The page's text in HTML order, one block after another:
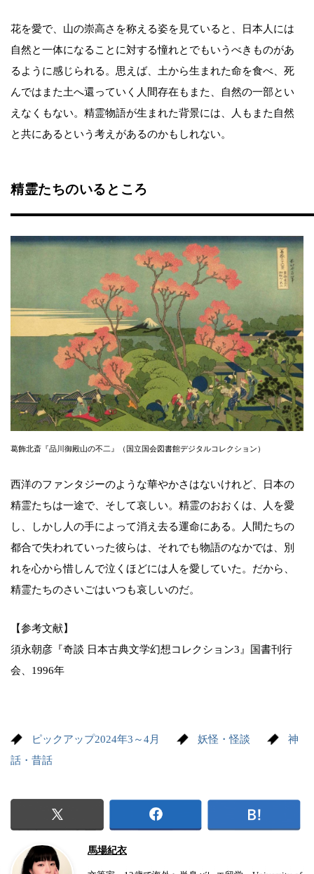
花を愛で、山の崇高さを称える姿を見ていると、日本人には
自然と一体になることに対する憧れとでもいうべきものがあ
るように感じられる。思えば、土から生まれた命を食べ、死
んではまた土へ還っていく人間存在もまた、自然の一部とい
えなくもない。精霊物語が生まれた背景には、人もまた自然
と共にあるという考えがあるのかもしれない。
精霊たちのいるところ
葛飾北斎『品川御殿山の不二』（国立国会図書館デジタルコレクション）
西洋のファンタジーのような華やかさはないけれど、日本の
精霊たちは一途で、そして哀しい。精霊のおおくは、人を愛
し、しかし人の手によって消え去る運命にある。人間たちの
都合で失われていった彼らは、それでも物語のなかでは、別
れを心から惜しんで泣くほどには人を愛していた。だから、
精霊たちのさいごはいつも哀しいのだ。
【参考文献】
須永朝彦『奇談 日本古典文学幻想コレクション3』国書刊行
会、1996年
ピックアップ2024年3～4月 妖怪・怪談
神
話・昔話
馬場紀衣